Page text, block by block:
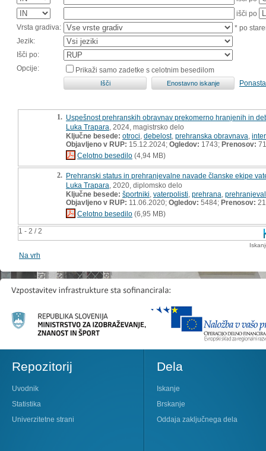
išči po
Vrsta gradiva:
* po
Jezik:
Išči po:
Opcije:
Prikaži samo zadetke s celotnim besedilom
1 - 2 / 2
1. Uspešnost prehranskih obravnav prekomerno hranjenih in
Luka Trapara , 2024, magistrsko delo
Ključne besede: otroci debelost, prehranska obravnava
Objavljeno v RUP: 15.12.2024; Ogledov: 1743; Prenosov: 71
Celotno besedilo (4,94 MB)
2. Prehranski status in prehranjevalne navade članske ekipe
Luka Trapara , 2020, diplomsko delo
Ključne besede: športniki vaterpolisti prehrana
Objavljeno v RUP: 11.06.2020; Ogledov: 5484; Prenosov:
Celotno besedilo (6,95 MB)
Na vrh
Repozitorij
Uvodnik
Statistika
Univerzitetne strani
Dela
Iskanje
Brskanje
Oddaja zaključnega dela